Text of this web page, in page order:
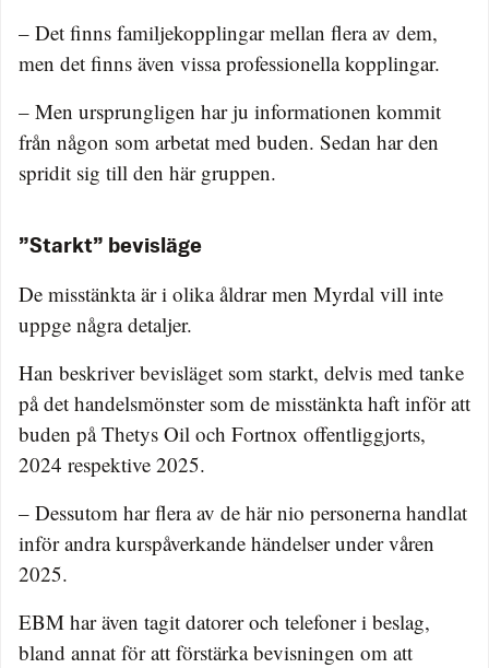
– Det finns familjekopplingar mellan flera av dem,
men det finns även vissa professionella kopplingar.
– Men ursprungligen har ju informationen kommit
från någon som arbetat med buden. Sedan har den
spridit sig till den här gruppen.
”Starkt” bevisläge
De misstänkta är i olika åldrar men Myrdal vill inte
uppge några detaljer.
Han beskriver bevisläget som starkt, delvis med tanke
på det handelsmönster som de misstänkta haft inför att
buden på Thetys Oil och Fortnox offentliggjorts,
2024 respektive 2025.
– Dessutom har flera av de här nio personerna handlat
inför andra kurspåverkande händelser under våren
2025.
EBM har även tagit datorer och telefoner i beslag,
bland annat för att förstärka bevisningen om att